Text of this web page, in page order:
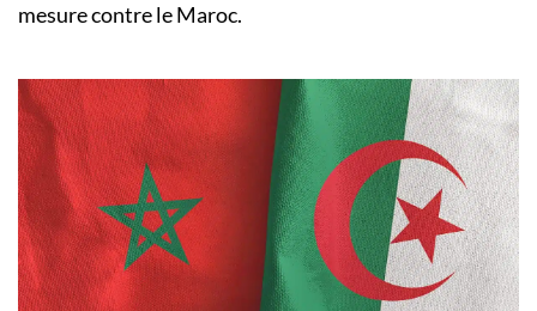
mesure contre le Maroc.